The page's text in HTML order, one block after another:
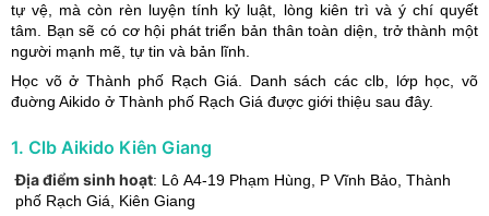
tự vệ, mà còn rèn luyện tính kỷ luật, lòng kiên trì và ý chí quyết
tâm. Bạn sẽ có cơ hội phát triển bản thân toàn diện, trở thành một
người mạnh mẽ, tự tin và bản lĩnh.
Học võ ở Thành phố Rạch Giá. Danh sách các clb, lớp học, võ
đuờng Aikido ở Thành phố Rạch Giá được giới thiệu sau đây.
1. Clb Aikido Kiên Giang
Địa điểm sinh hoạt: Lô A4-19 Phạm Hùng, P Vĩnh Bảo Thành
phố Rạch Giá
Kiên Giang